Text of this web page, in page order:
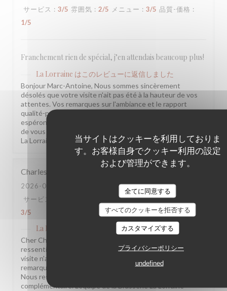
当サイトはクッキーを利用しておりま
す。お客様自身でクッキー利用の設定
および管理ができます。
全てに同意する
すべてのクッキーを拒否する
カスタマイズする
プライバシーポリシー
undefined
サービス : 3/5 雰囲気 : 2/5 メニュー : 3/5 品質-価格 :
1/5
Franchement rien de spécial, j’en attendais beaucoup plus!
La Lorraine はこのレビューに返信しました
Bonjour Marc-Antoine, Nous sommes sincèrement
désolés que votre visite n'ait pas été à la hauteur de vos
attentes. Vos remarques sur l'ambiance et le rapport
qualité-prix sont notées et transmises à l'équipe. Nous
espérons avoir l'occasion de vous accueillir à nouveau et
de vous surprendre positivement. L'équipe de la Brasserie
La Lorraine
Charles
2026-07-20
- 20:30 - ゲスト 4
サービス
メニュー: 3/5 品質-価格
3/5
La Lorraine
はこのレビューに返信しました
Cher Charles, Merci d'avoir pris le temps de partager votre
ressenti. Nous sommes sincèrement désolés que votre
visite n'ait pas été à la hauteur de vos attentes. Vos
remarques sont précieuses et nous les prenons à cœur.
Nous restons à votre disposition pour tout échange
complémentaire. L'équipe de la Brasserie La Lorraine